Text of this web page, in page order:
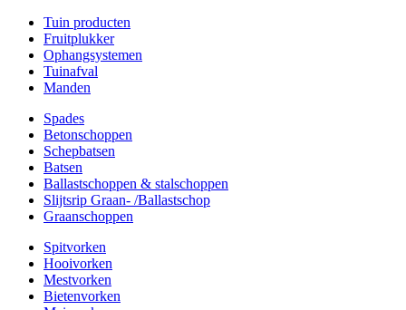
Tuin producten
Fruitplukker
Ophangsystemen
Tuinafval
Manden
Spades
Betonschoppen
Schepbatsen
Batsen
Ballastschoppen & stalschoppen
Slijtsrip Graan- /Ballastschop
Graanschoppen
Spitvorken
Hooivorken
Mestvorken
Bietenvorken